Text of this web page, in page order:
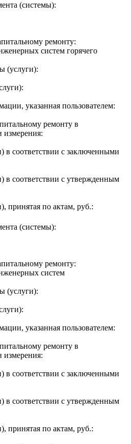
(системы):
ремонту:
систем горячего
(услуги):
указанная пользователем:
ремонту в
измерения:
в соответствии с заключенными
в соответствии с утвержденным
принятая по актам, руб.:
(системы):
ремонту:
систем
(услуги):
указанная пользователем:
ремонту в
измерения:
в соответствии с заключенными
в соответствии с утвержденным
принятая по актам, руб.: